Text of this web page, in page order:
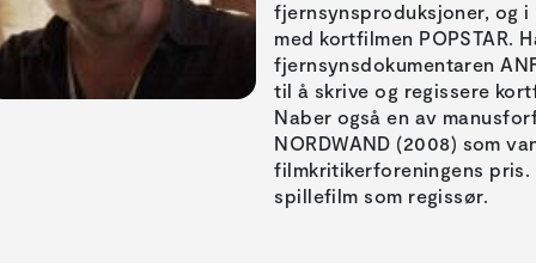
fjernsynsproduksjoner, og i
med kortfilmen POPSTAR.
fjernsynsdokumentaren
til å skrive og regissere
Naber også en av
NORDWAND (2008) som
filmkritikerforeningens pris.
spillefilm som regissør.